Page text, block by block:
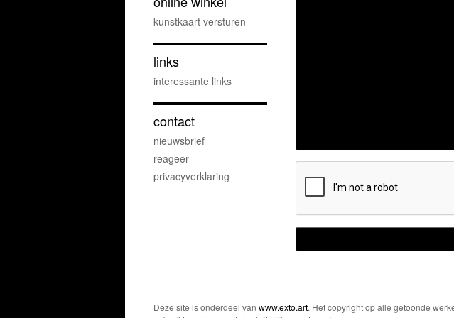
kunstkaart versturen
links
interessante links
contact
nieuwsbrief
reageer
privacyverklaring
Deze site is onderdeel van www.exto.art. Het copyright op alle getoonde